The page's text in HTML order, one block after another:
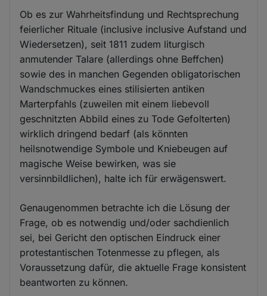
Ob es zur Wahrheitsfindung und Rechtsprechung
feierlicher Rituale (inclusive inclusive Aufstand und
Wiedersetzen), seit 1811 zudem liturgisch
anmutender Talare (allerdings ohne Beffchen)
sowie des in manchen Gegenden obligatorischen
Wandschmuckes eines stilisierten antiken
Marterpfahls (zuweilen mit einem liebevoll
geschnitzten Abbild eines zu Tode Gefolterten)
wirklich dringend bedarf (als könnten
heilsnotwendige Symbole und Kniebeugen auf
magische Weise bewirken, was sie
versinnbildlichen), halte ich für erwägenswert.
Genaugenommen betrachte ich die Lösung der
Frage, ob es notwendig und/oder sachdienlich
sei, bei Gericht den optischen Eindruck einer
protestantischen Totenmesse zu pflegen, als
Voraussetzung dafür, die aktuelle Frage konsistent
beantworten zu können.